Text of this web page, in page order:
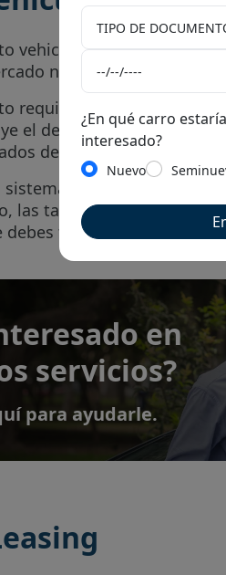
vehicular es el más
nacional.
requiere pasar una
el detalle de ingresos,
de cuenta, estado de
de
las tasas de pago en
tener en cuenta si
en
servicios?
para ayudarle.
¿En qué carro
interesado?
Nuevo